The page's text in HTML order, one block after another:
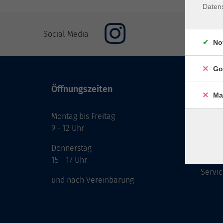
Social Media
Öffnungszeiten
Montag bis Freitag
9 - 12 Uhr
Donnerstag
15 - 17 Uhr
und nach Vereinbarung